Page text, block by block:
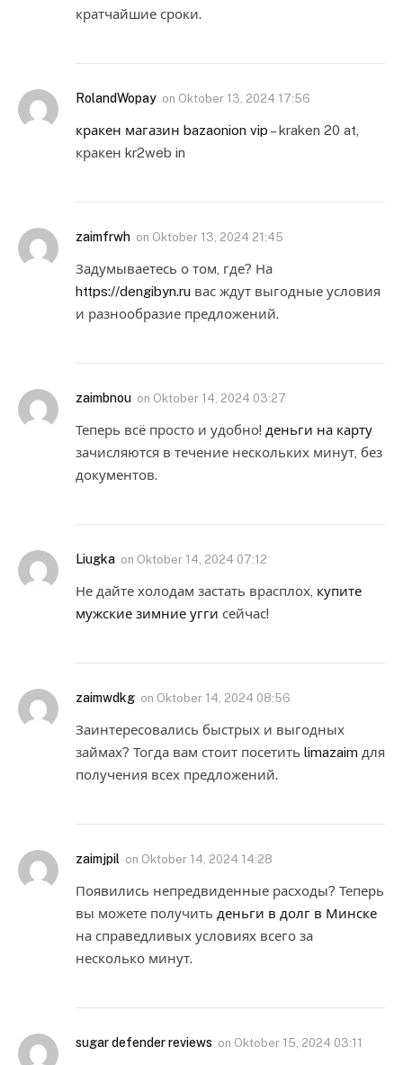
кратчайшие сроки.
RolandWopay on Oktober 13, 2024 17:56
кракен магазин bazaonion vip – kraken 20 at,
кракен kr2web in
zaimfrwh on Oktober 13, 2024 21:45
Задумываетесь о том, где? На
https://dengibyn.ru вас ждут выгодные условия
и разнообразие предложений.
zaimbnou on Oktober 14, 2024 03:27
Теперь всё просто и удобно! деньги на карту
зачисляются в течение нескольких минут, без
документов.
Liugka on Oktober 14, 2024 07:12
Не дайте холодам застать врасплох, купите
мужские зимние угги сейчас!
zaimwdkg on Oktober 14, 2024 08:56
Заинтересовались быстрых и выгодных
займах? Тогда вам стоит посетить limazaim для
получения всех предложений.
zaimjpil on Oktober 14, 2024 14:28
Появились непредвиденные расходы? Теперь
вы можете получить деньги в долг в Минске
на справедливых условиях всего за
несколько минут.
sugar defender reviews on Oktober 15, 2024 03:11